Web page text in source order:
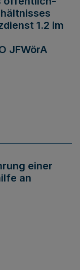
1.2 im
JFWörA
einer
an